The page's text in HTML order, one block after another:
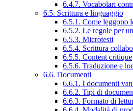
6.4.7. Vocabolari
6.5. Scrittura e linguaggio
6.5.1. Come leggono
6.5.2. Le regole per
6.5.3. Microtesti
6.5.4. Scrittura
6.5.5. Content critique
6.5.6. Traduzione e
6.6. Documenti
6.6.1. I documenti
6.6.2. Tipi di
6.6.3. Formato di